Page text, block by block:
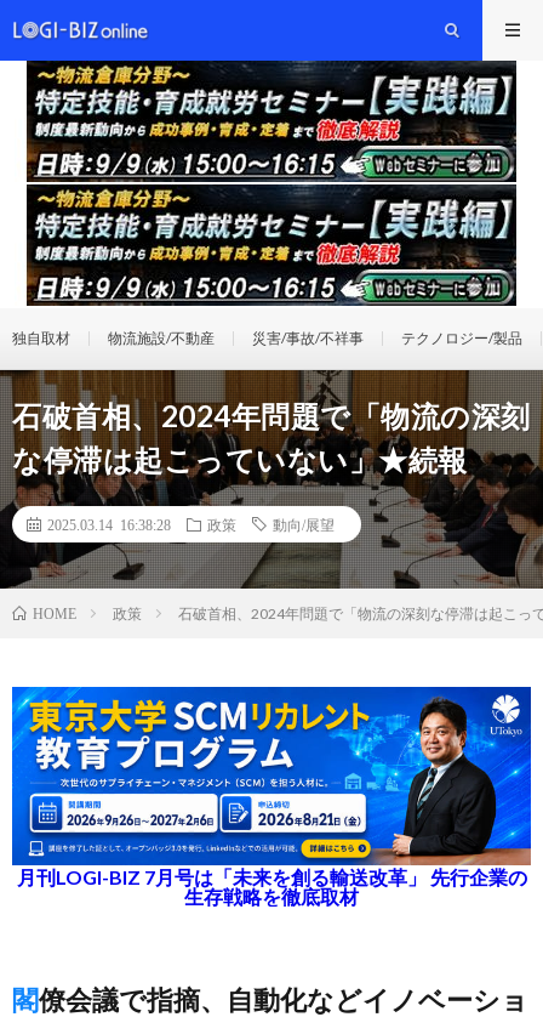
独自取材 物流施設/不動産 災害/事故/不祥事 テクノロジー/製品
石破首相、2024年問題で「物流の深刻
な停滞は起こっていない」★続報
2025.03.14 16:38:28 政策 動向/展望
HOME 政策 石破首相、2024年問題で「物流の深刻な停滞は起こっ
月刊LOGI-BIZ 7月号は「未来を創る輸送改革」 先行企業の
生存戦略を徹底取材
閣僚会議で指摘、自動化などイノベーショ